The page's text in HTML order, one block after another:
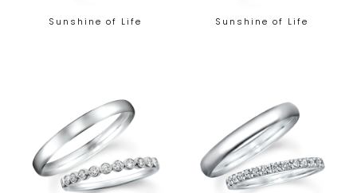
Sunshine of Life Sunshine of Life